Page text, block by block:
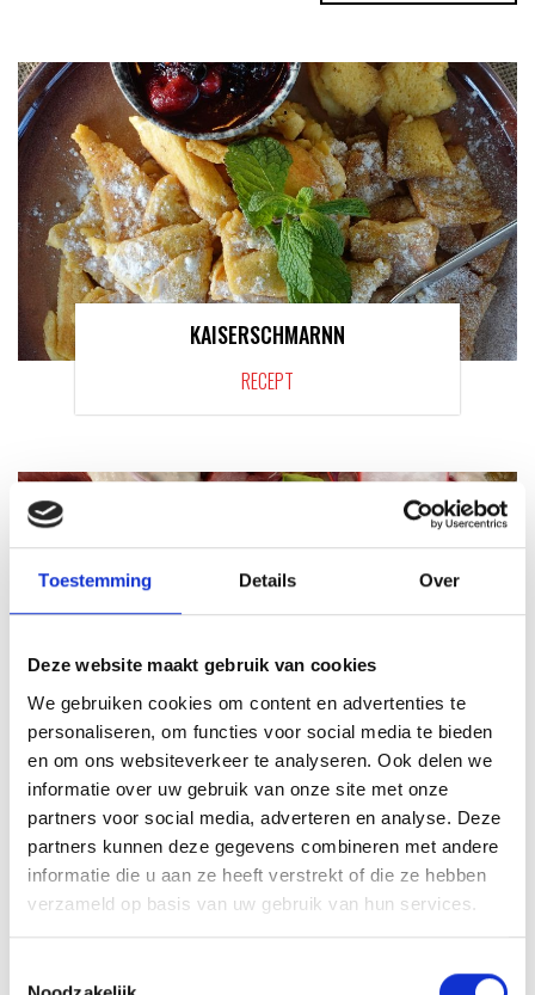
Toestemming Details Over
Deze website maakt gebruik van cookies
We gebruiken cookies om content en advertenties te
personaliseren, om functies voor social media te bieden
en om ons websiteverkeer te analyseren. Ook delen we
informatie over uw gebruik van onze site met onze
partners voor social media, adverteren en analyse. Deze
partners kunnen deze gegevens combineren met andere
informatie die u aan ze heeft verstrekt of die ze hebben
verzameld op basis van uw gebruik van hun services.
KAISERSCHMARNN
RECEPT
VITELLO TONNATO VAN DE
SEARWOOD
RECEPT